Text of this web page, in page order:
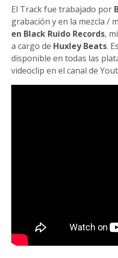
El Track fue trabajado por
grabación y en la mezcla /
en Black Ruido Records,
a cargo de Huxley Beats.
disponible en todas las
videoclip en el canal de